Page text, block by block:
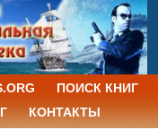
ПОИСК КНИГ
КОНТАКТЫ